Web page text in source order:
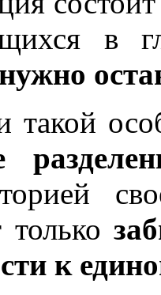
в
такой
только
к